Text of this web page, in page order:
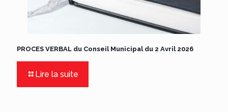
PROCES VERBAL du Conseil Municipal du 2 Avril 2026
Lire la suite